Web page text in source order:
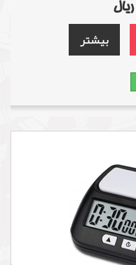
بیشتر